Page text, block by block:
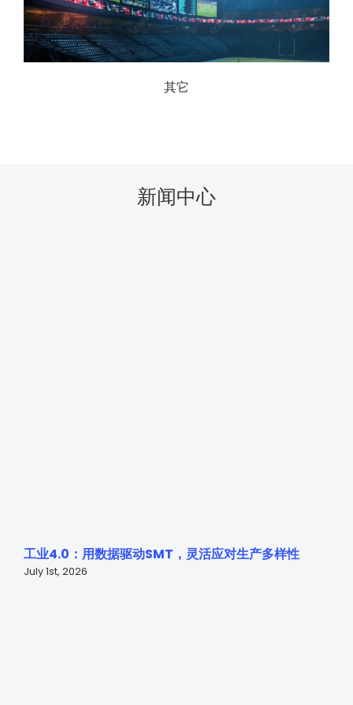
其它
新闻中心
工业4.0：用数据驱动SMT，灵活应对生产多样性
July 1st, 2026